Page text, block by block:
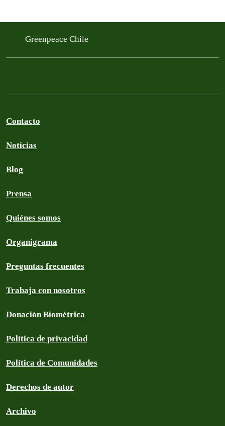
Greenpeace Chile
Contacto
Noticias
Blog
Prensa
Quiénes somos
Organigrama
Preguntas frecuentes
Trabaja con nosotros
Donación Biométrica
Política de privacidad
Política de Comunidades
Derechos de autor
Archivo